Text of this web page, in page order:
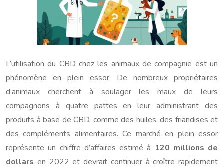
L’utilisation du CBD chez les animaux de compagnie est un
phénomène en plein essor. De nombreux propriétaires
d’animaux cherchent à soulager les maux de leurs
compagnons à quatre pattes en leur administrant des
produits à base de CBD, comme des huiles, des friandises et
des compléments alimentaires. Ce marché en plein essor
représente un chiffre d’affaires estimé à 120 millions de
dollars en 2022 et devrait continuer à croître rapidement